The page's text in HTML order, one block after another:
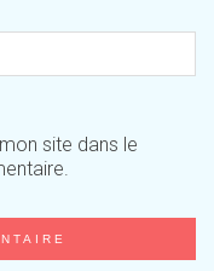
site dans le